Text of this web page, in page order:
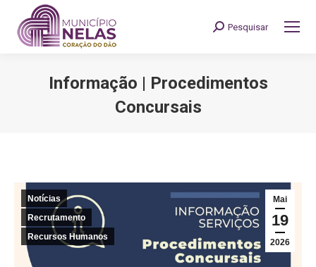
Search:
Pesquisar
Informação | Procedimentos
Concursais
Mai
19
2026
Notícias
Recrutamento
Recursos Humanos